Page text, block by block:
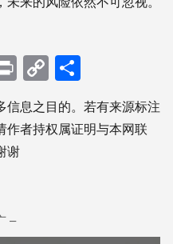
PrintCopy
Link享
信息之目的。若有来源标注
作者持权属证明与本网联
谢
–